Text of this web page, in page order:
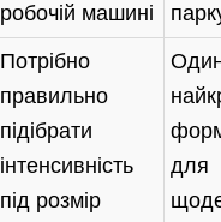
робочій машині
Потрібно
правильно
підібрати
інтенсивність
під розмір
Один
для